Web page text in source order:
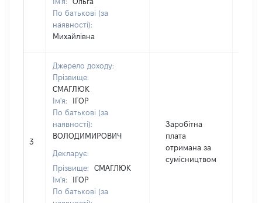
По батькові (за
наявності):
Михайлівна
3
Джерело доходу:
Прізвище:
СМАГЛЮК
Ім'я:
ІГОР
По батькові (за
наявності):
ВОЛОДИМИРОВИЧ
Декларує:
Прізвище:
СМАГЛЮК
Ім'я:
ІГОР
По батькові (за
Заробітна
плата
отримана за
сумісництвом